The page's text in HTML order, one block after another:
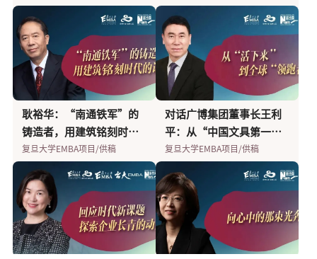
耿裕华：“南通铁军”的
铸造者，用建筑铭刻时代
的记忆 | 20年20人
复旦大学EMBA项目/供稿
对话广博集团董事长王利
平：从“中国文具第一
股”到“全球超细纳米粉
复旦大学EMBA项目/供稿
岑钊雄：十六载复旦情
怀，二十载时代征程∣将
帅录深圳特辑
复旦大学EMBA项目/供稿
“镜子大王”裴利群：我
们很普通，但从未停止前
进的步伐 | 将帅录深圳特辑
复旦大学EMBA项目/供稿
麦当劳林慧蓉：数字化转
型是企业生存之道，靠科
技赋能，更要以人为本 | 致
复旦大学EMBA项目/供稿
刘辉：是什么造就这只与
众不同的“坏兔子”？
复旦大学EMBA项目/供稿
吴波：深耕区块链底层技
术，释放新“元”力 | 创客
志
复旦大学EMBA项目/供稿
十年磨一盘：“工科
生”苗东方的自我迭代之
路 | 创客志
复旦大学EMBA项目/供稿
天合光能杜东亚：财务转
向业务，开拓光伏行业之
路| 同学同行
复旦大学EMBA项目/供稿
唐慧敏：打造一款专属中
国女性的情绪饮料 | 同学同
行复旦大学EMBA项目/供稿
创E代｜对话欣融国际创始
人黄海晓：食品添加剂是
食品的灵魂
复旦大学EMBA项目/供稿
创E代｜对话芯智控股董事
长田卫东：芯片行业正酝
酿巨大商业机会
复旦大学EMBA项目/供稿
传音控股胡盛龙：“非洲
手机之王...
复旦大学EMBA项目/供稿
愿你拥有选择的权利——复
旦EMBA女生对你说
复旦大学EMBA项目/供稿
你不知道你比想象的还要
强大 | “左手带娃、右手工
作，看EMBA女生如何摆平
隔离期生活”（三）
复旦大学EMBA项目/供稿
为打破国际垄断的 “卡脖
子”技术，他们“冒
死”坚持十多年 | 向上生长
复旦大学EMBA项目/供稿
董艺：戈壁玫瑰的选择，
让未来多一份可能 | 戈教天
团
复旦大学EMBA项目/供稿
黄明：戈壁是一个考场，
每次来都会重写一份答卷 |
戈教天团
复旦大学EMBA项目/供稿